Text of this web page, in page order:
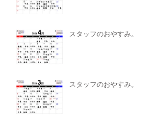
スタッフのおやすみ。
スタッフのおやすみ。